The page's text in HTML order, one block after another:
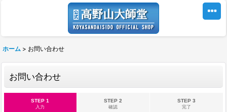
ホーム > お問い合わせ
お問い合わせ
STEP 1
入力
STEP 2
確認
STEP 3
完了